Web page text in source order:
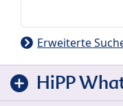
Erweiterte
HiPP